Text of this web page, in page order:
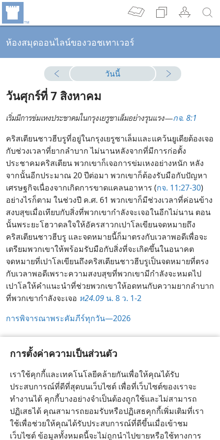
การตั้งค่าความเป็นส่วนตัว
เราใช้คุกกี้และเทคโนโลยีคล้ายกันเพื่อให้คุณได้รับ
ประสบการณ์ที่ดีที่สุดบนเว็บไซต์ เพื่อที่เว็บไซต์ของเราจะ
ทำงานได้ คุกกี้บางอย่างจำเป็นต้องถูกใช้และไม่สามารถ
ปฏิเสธได้ คุณสามารถยอมรับหรือปฏิเสธคุกกี้เพิ่มเติมที่เรา
ใช้เพื่อช่วยให้คุณได้รับประสบการณ์ที่ดีขึ้นเมื่อเข้าชม
เว็บไซต์ ข้อมูลทั้งหมดนี้จะไม่ถูกนำไปขายหรือใช้ทางการ
ห้องสมุดออนไลน์ของวอชเทาเวอร์
วันนี้
วัน​ศุกร์​ที่ 7 สิงหาคม
เริ่ม​มี​การ​ข่มเหง​ประชาคม​ใน​กรุง​เยรูซาเล็ม​อย่าง​รุนแรง—กจ. 8:1
คริสเตียน​ชาว​ฮีบรู​ที่​อยู่​ใน​กรุง​เยรูซาเล็ม​และ​แคว้น​ยูเดีย​ต้อง​เจอ​
กับ​ช่วง​เวลา​ที่​ยาก​ลำบาก ไม่​นาน​หลัง​จาก​ที่​มี​การ​ก่อ​ตั้ง​
ประชาคม​คริสเตียน พวก​เขา​ก็​เจอ​การ​ข่มเหง​อย่าง​หนัก หลัง​
จาก​นั้น​อีก​ประมาณ 20 ปี​ต่อ​มา พวก​เขา​ก็​ต้อง​รับมือ​กับ​ปัญหา​
เศรษฐกิจ​เนื่อง​จาก​เกิด​การ​ขาด​แคลน​อาหาร (กจ. 11:27-30)
อย่างไร​ก็​ตาม ใน​ช่วง​ปี ค.ศ. 61 พวก​เขา​ก็​มี​ช่วง​เวลา​ที่​ค่อนข้าง​
สงบ​สุข​เมื่อ​เทียบ​กับ​สิ่ง​ที่​พวก​เขา​กำลัง​จะ​เจอ​ใน​อีก​ไม่​นาน ตอน​
นั้น​พระ​ยะโฮวา​ดล​ใจ​ให้​อัครสาวก​เปาโล​เขียน​จดหมาย​ถึง​
คริสเตียน​ชาว​ฮีบรู และ​จดหมาย​นี้​ก็​มา​ตรง​กับ​เวลา​พอ​ดี​เพื่อ​จะ​
เตรียม​พวก​เขา​ให้​พร้อม​รับมือ​กับ​สิ่ง​ที่​จะ​เกิด​ขึ้น​ใน​อนาคต
จดหมาย​ที่​เปาโล​เขียน​ถึง​คริสเตียน​ชาว​ฮีบรู​เป็น​จดหมาย​ที่​ตรง​
กับ​เวลา​พอ​ดี​เพราะ​ความ​สงบ​สุข​ที่​พวก​เขา​มี​กำลัง​จะ​หมด​ไป
เปาโล​ให้​คำ​แนะ​นำ​ที่​ช่วย​พวก​เขา​ให้​อดทน​กับ​ความ​ยาก​ลำบาก​
ที่​พวก​เขา​กำลัง​จะ​เจอ ห24.09 น. 8 ว. 1-2
การ​พิจารณา​พระ​คัมภีร์​ทุก​วัน—2026
ไทย แชร์ การตั้งค่า
Copyright © 2026 Watch Tower Bible and Tract Society of Pennsylvania
เงื่อนไขการใช้งาน
นโยบายการคุ้มครองข้อมูลส่วนบุคคล
การตั้งค่าความเป็นส่วนตัว
JW.ORG เข้าสู่ระบบ